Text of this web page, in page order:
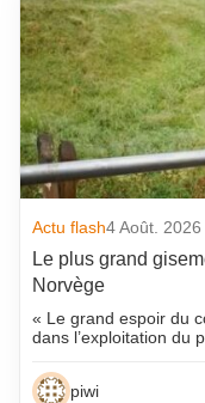
Actu flash4 Août. 2026
Le plus grand
Norvège
« Le grand espoir du
dans l’exploitation du
piwi